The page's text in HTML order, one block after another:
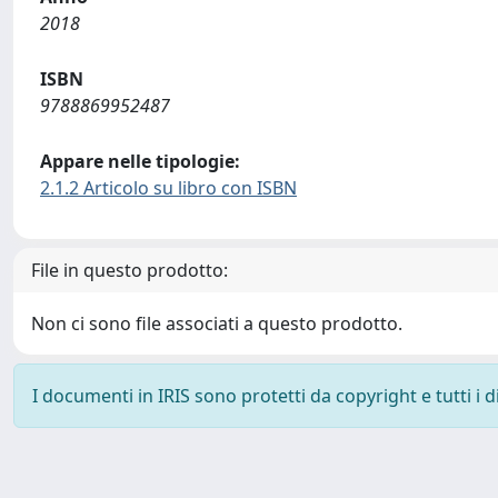
2018
ISBN
9788869952487
Appare nelle tipologie:
2.1.2 Articolo su libro con ISBN
File in questo prodotto:
Non ci sono file associati a questo prodotto.
I documenti in IRIS sono protetti da copyright e tutti i